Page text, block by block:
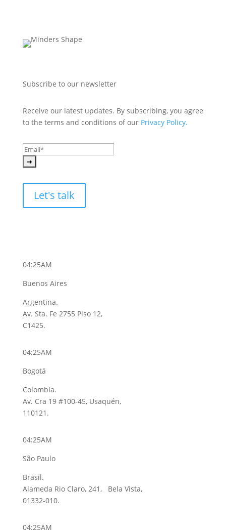
Subscribe to our newsletter
Receive our latest updates. By subscribing, you agree
to the terms and conditions of our Privacy Policy.
Let's talk
04:25AM
Buenos Aires
Argentina.
Av. Sta. Fe 2755 Piso 12,
C1425.
04:25AM
Bogotá
Colombia.
Av. Cra 19 #100-45, Usaquén,
110121.
04:25AM
São Paulo
Brasil.
Alameda Rio Claro, 241, Bela Vista,
01332-010.
04:25AM